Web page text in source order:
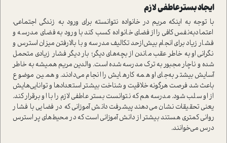
ايجاد بسترعاطفي لازم
با توجه به اينكه مريم در خانواده نتوانسته براي ورود به زندگي اجتماعي،
اعتماد‌به‌نفس كافي را از فضاي خانواده كسب كند با ورود به فضاي مدرسه و
فشار زياد براي انجام بيش‌ازحد تكاليف مدرسه و با بالارفتن ميزان استرس و
نگراني او به خاطر عقب ماندن از بچه‌هاي ديگر؛ بار ديگر فشار زيادي متحمل
شده و ناچار مجبور به ترك مدرسه شده است. والدين مريم هميشه به خاطر
آسايش بيشتر به‌جاي او همه كارهايش را انجام مي‌دادند. و همين موضوع
باعث شد فرصت هرگونه خلاقيت و شناخت بيشتر استعدادها و توانايي‌هايش
از او سلب شود. مدرسه هم كه نتوانست بستر عاطفي لازم را با او برقرار كند.
يعني تحقيقات نشان مي‌دهند پيشرفت دانش آموزاني كه در فضايي با فشار
رواني كمتري هستند بيشتر از دانش آموزاني است كه در محيط‌هاي پر استرس
درس مي‌خوانند.